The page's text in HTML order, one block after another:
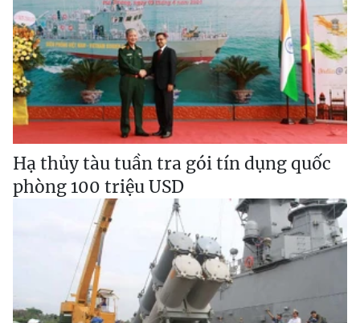
Hạ thủy tàu tuần tra gói tín dụng quốc
phòng 100 triệu USD